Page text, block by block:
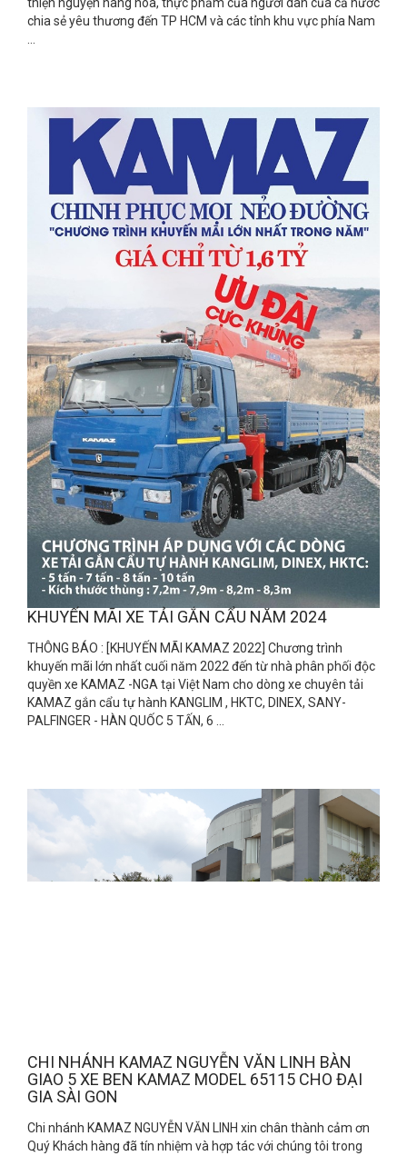
thiện nguyện hàng hóa, thực phẩm của người dân của cả nước
chia sẻ yêu thương đến TP HCM và các tỉnh khu vực phía Nam
...
KHUYẾN MÃI XE TẢI GẮN CẨU NĂM 2024
THÔNG BÁO : [KHUYẾN MÃI KAMAZ 2022] Chương trình
khuyến mãi lớn nhất cuối năm 2022 đến từ nhà phân phối độc
quyền xe KAMAZ -NGA tại Việt Nam cho dòng xe chuyên tải
KAMAZ gắn cẩu tự hành KANGLIM , HKTC, DINEX, SANY-
PALFINGER - HÀN QUỐC 5 TẤN, 6 ...
CHI NHÁNH KAMAZ NGUYỄN VĂN LINH BÀN
GIAO 5 XE BEN KAMAZ MODEL 65115 CHO ĐẠI
GIA SÀI GON
Chi nhánh KAMAZ NGUYỄN VĂN LINH xin chân thành cảm ơn
Quý Khách hàng đã tín nhiệm và hợp tác với chúng tôi trong